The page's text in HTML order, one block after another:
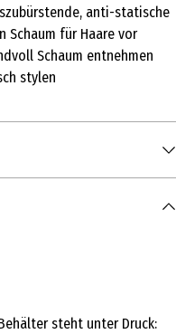
anti-statische
Schaum für Haare vor
Schaum entnehmen
stylen
steht unter Druck: